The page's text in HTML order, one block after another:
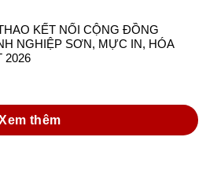
KẾT NỐI CỘNG ĐỒNG
NGHIỆP SƠN, MỰC IN, HÓA
2026
thêm